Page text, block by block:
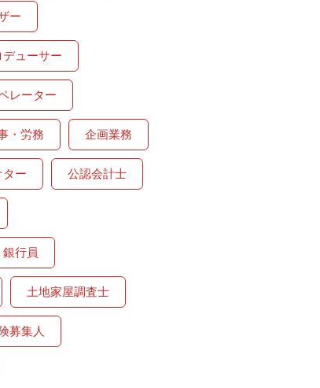
ー
ューサー
レーター
・労務 企画業務
ター 公認会計士
銀行員
土地家屋調査士
募集人